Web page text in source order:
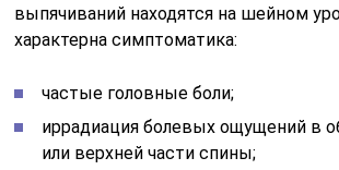
выпячиваний находятся на шейном
характерна симптоматика:
частые головные боли;
иррадиация болевых ощущений в
или верхней части спины;